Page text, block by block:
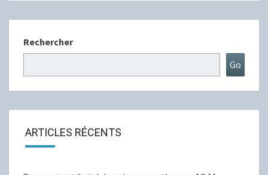
Rechercher
Go
ARTICLES RÉCENTS